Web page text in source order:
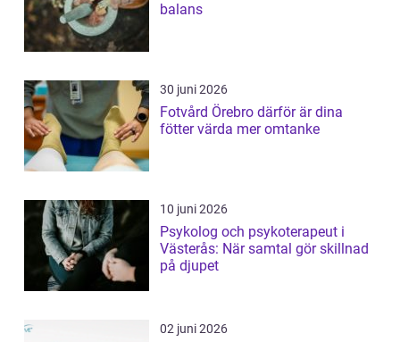
balans
30 juni 2026
Fotvård Örebro därför är dina
fötter värda mer omtanke
10 juni 2026
Psykolog och psykoterapeut i
Västerås: När samtal gör skillnad
på djupet
02 juni 2026